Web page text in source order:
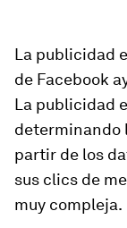
La publicidad
de Facebook
La publicidad
determinando
partir de los
sus clics de
muy compleja.